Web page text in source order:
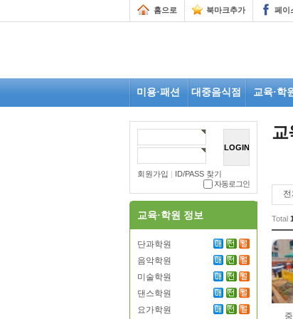
홈으로 북마크추가 페이
미용·패션 대중음식점 교육·학
회원가입 | ID/PASS 찾기
자동로그인
교육·학원 정보
단과학원
음악학원
미술학원
댄스학원
요가학원
교
전
Total 1